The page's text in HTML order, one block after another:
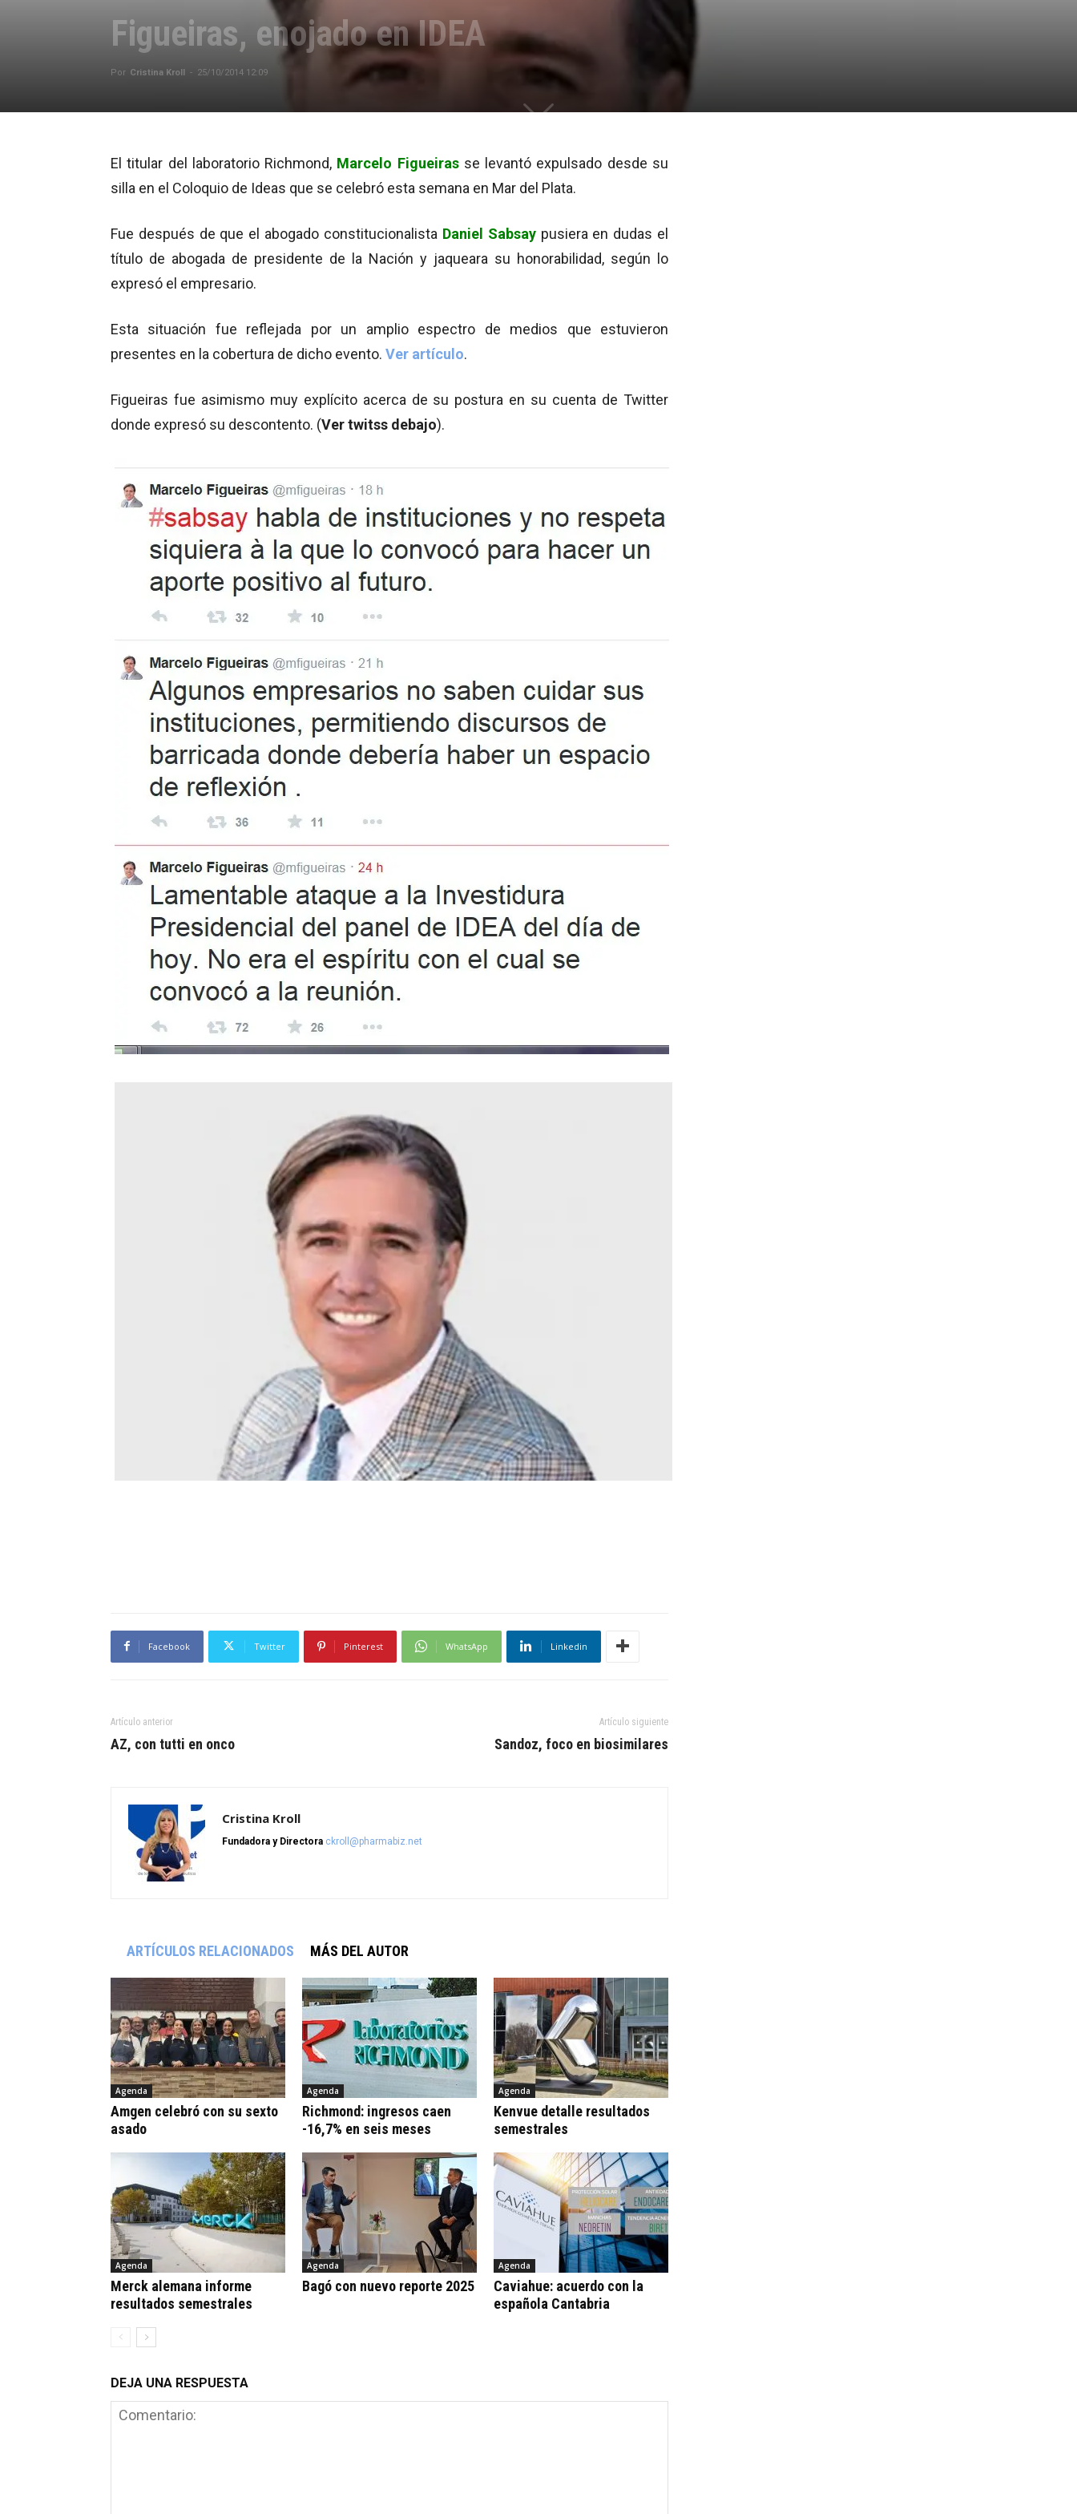
Figueiras, enojado en IDEA
Por Cristina Kroll - 25/10/2014 12:09
El titular del laboratorio Richmond, Marcelo Figueiras se levantó expulsado desde su
silla en el Coloquio de Ideas que se celebró esta semana en Mar del Plata.
Fue después de que el abogado constitucionalista Daniel Sabsaypusiera en dudas el
título de abogada de presidente de la Nación y jaqueara su honorabilidad, según lo
expresó el empresario.
Esta situación fue reflejada por un amplio espectro de medios que estuvieron
presentes en la cobertura de dicho evento. Ver artículo.
Figueiras fue asimismo muy explícito acerca de su postura en su cuenta de Twitter
donde expresó su descontento. (Ver twitss debajo).
Facebook Twitter Pinterest WhatsApp Linkedin
Artículo anterior
AZ, con tutti en onco
Artículo siguiente
Sandoz, foco en biosimilares
Cristina Kroll
Fundadora y Directora ckroll@pharmabiz.net
ARTÍCULOS RELACIONADOS MÁS DEL AUTOR
Agenda
Amgen celebró con su sexto
asado
Agenda
Richmond: ingresos caen
-16,7% en seis meses
Agenda
Kenvue detalle resultados
semestrales
Agenda
Merck alemana informe
resultados semestrales
Agenda
Bagó con nuevo reporte 2025
Agenda
Caviahue: acuerdo con la
española Cantabria
DEJA UNA RESPUESTA